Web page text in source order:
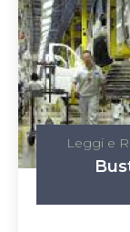
Leggi e